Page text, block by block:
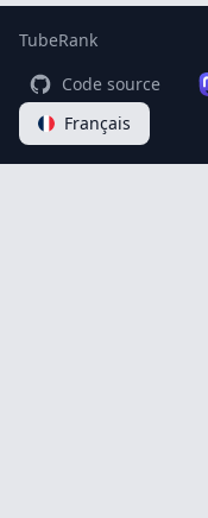
TubeRank
Code source
Français